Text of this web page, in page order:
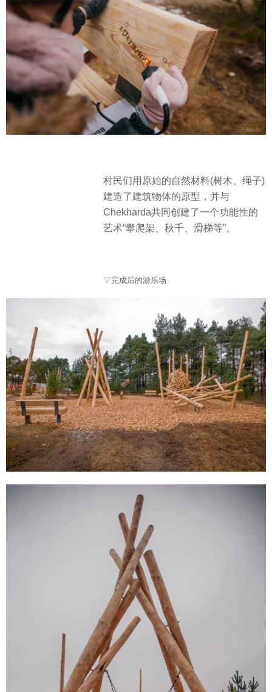
村民们用原始的自然材料(树木、绳子)
建造了建筑物体的原型，并与
Chekharda共同创建了一个功能性的
艺术“攀爬架、秋千、滑梯等”。
▽完成后的游乐场